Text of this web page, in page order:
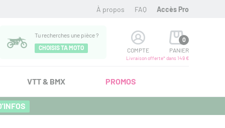
À propos FAQ Accès Pro
Tu recherches une pièce ?
CHOISIS TA MOTO
COMPTE
0
PANIER
Livraison offerte* dans 149 €
VTT & BMX PROMOS